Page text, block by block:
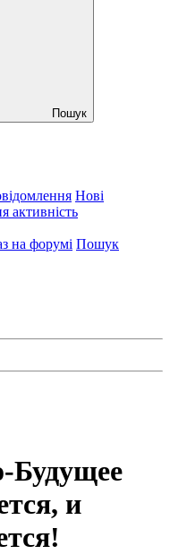
Пошук
Нові
активність
на форумі Пошук
Будущее
и